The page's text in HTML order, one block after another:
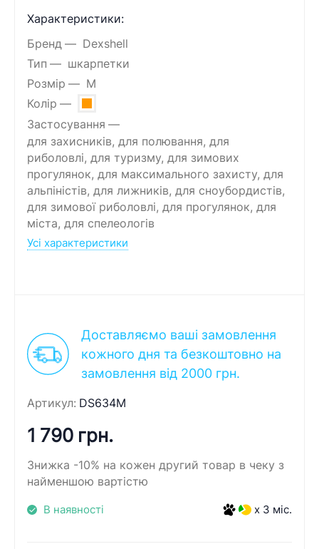
Характеристики:
Бренд
Dexshell
Тип
шкарпетки
Розмір
M
Колір
Застосування
для захисників, для полювання, для
риболовлі, для туризму, для зимових
прогулянок, для максимального захисту, для
альпіністів, для лижників, для сноубордистів,
для зимової риболовлі, для прогулянок, для
міста, для спелеологів
Усі характеристики
Доставляємо ваші замовлення
кожного дня та безкоштовно на
замовлення від 2000 грн.
Артикул: DS634M
1 790 грн.
Знижка -10% на кожен другий товар в чеку з
найменшою вартістю
В наявності x 3 міс.